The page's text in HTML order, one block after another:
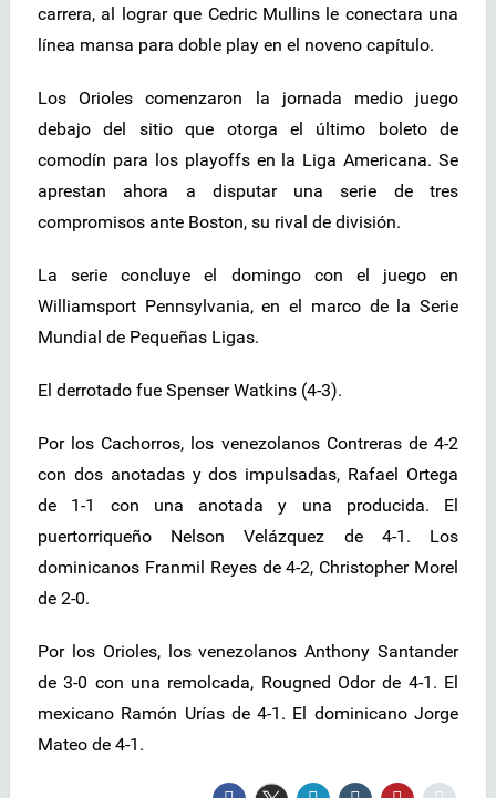
carrera, al lograr que Cedric Mullins le conectara una
línea mansa para doble play en el noveno capítulo.
Los Orioles comenzaron la jornada medio juego
debajo del sitio que otorga el último boleto de
comodín para los playoffs en la Liga Americana. Se
aprestan ahora a disputar una serie de tres
compromisos ante Boston, su rival de división.
La serie concluye el domingo con el juego en
Williamsport Pennsylvania, en el marco de la Serie
Mundial de Pequeñas Ligas.
El derrotado fue Spenser Watkins (4-3).
Por los Cachorros, los venezolanos Contreras de 4-2
con dos anotadas y dos impulsadas, Rafael Ortega
de 1-1 con una anotada y una producida. El
puertorriqueño Nelson Velázquez de 4-1. Los
dominicanos Franmil Reyes de 4-2, Christopher Morel
de 2-0.
Por los Orioles, los venezolanos Anthony Santander
de 3-0 con una remolcada, Rougned Odor de 4-1. El
mexicano Ramón Urías de 4-1. El dominicano Jorge
Mateo de 4-1.